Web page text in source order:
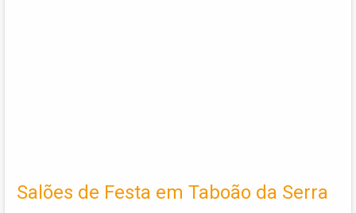
Salões de Festa em Taboão da Serra